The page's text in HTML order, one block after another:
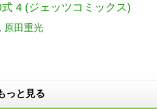
4 (ジェッツコミックス)
原田重光
っと見る